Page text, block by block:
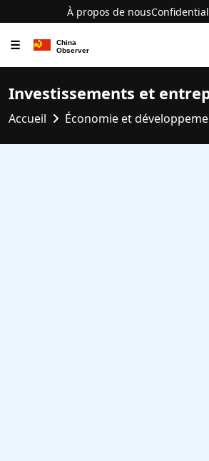
À propos de nous
☰
Investissements et
Accueil Économie et